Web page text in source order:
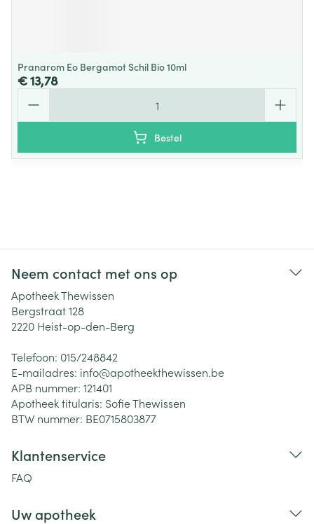
Pranarom Eo Bergamot Schil Bio 10ml
€ 13,78
Bestel
Neem contact met ons op
Apotheek Thewissen
Bergstraat 128
2220 Heist-op-den-Berg
Telefoon: 015/248842
E-mailadres: info@apotheekthewissen.be
APB nummer: 121401
Apotheek titularis: Sofie Thewissen
BTW nummer: BE0715803877
Klantenservice
FAQ
Uw apotheek